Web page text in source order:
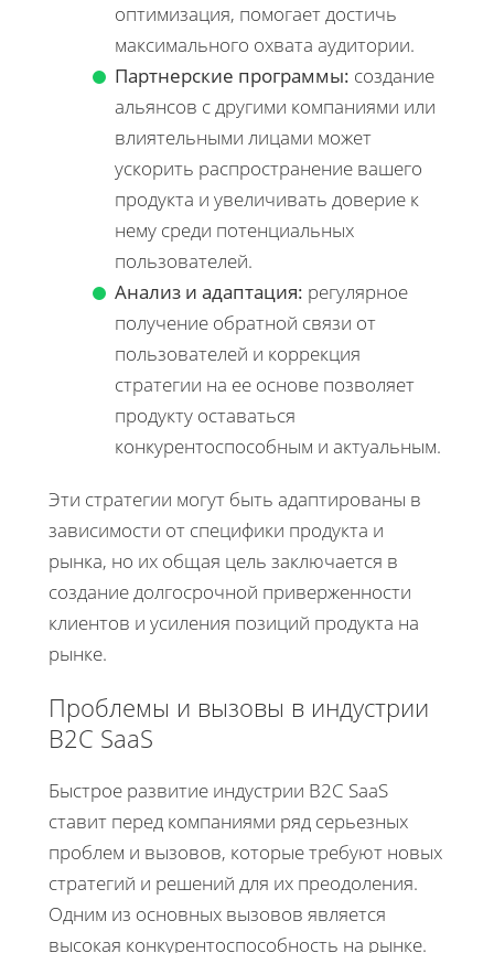
оптимизация, помогает достичь
максимального охвата аудитории.
Партнерские программы: создание
альянсов с другими компаниями или
влиятельными лицами может
ускорить распространение вашего
продукта и увеличивать доверие к
нему среди потенциальных
пользователей.
Анализ и адаптация: регулярное
получение обратной связи от
пользователей и коррекция
стратегии на ее основе позволяет
продукту оставаться
конкурентоспособным и актуальным.
Эти стратегии могут быть адаптированы в
зависимости от специфики продукта и
рынка, но их общая цель заключается в
создание долгосрочной приверженности
клиентов и усиления позиций продукта на
рынке.
Проблемы и вызовы в индустрии
B2C SaaS
Быстрое развитие индустрии B2C SaaS
ставит перед компаниями ряд серьезных
проблем и вызовов, которые требуют новых
стратегий и решений для их преодоления.
Одним из основных вызовов является
высокая конкурентоспособность на рынке.